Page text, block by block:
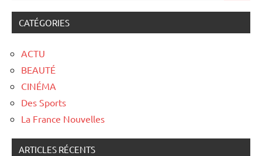
CATÉGORIES
ACTU
BEAUTÉ
CINÉMA
Des Sports
La France Nouvelles
ARTICLES RÉCENTS